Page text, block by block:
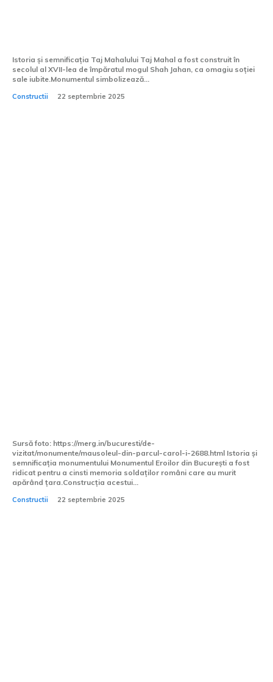
Istoria și semnificația Taj Mahalului Taj Mahal a fost construit în
secolul al XVII-lea de împăratul mogul Shah Jahan, ca omagiu soției
sale iubite.Monumentul simbolizează...
Constructii 22 septembrie 2025
Sursă foto: https://merg.in/bucuresti/de-
vizitat/monumente/mausoleul-din-parcul-carol-i-2688.html Istoria și
semnificația monumentului Monumentul Eroilor din București a fost
ridicat pentru a cinsti memoria soldaților români care au murit
apărând țara.Construcția acestui...
Constructii 22 septembrie 2025